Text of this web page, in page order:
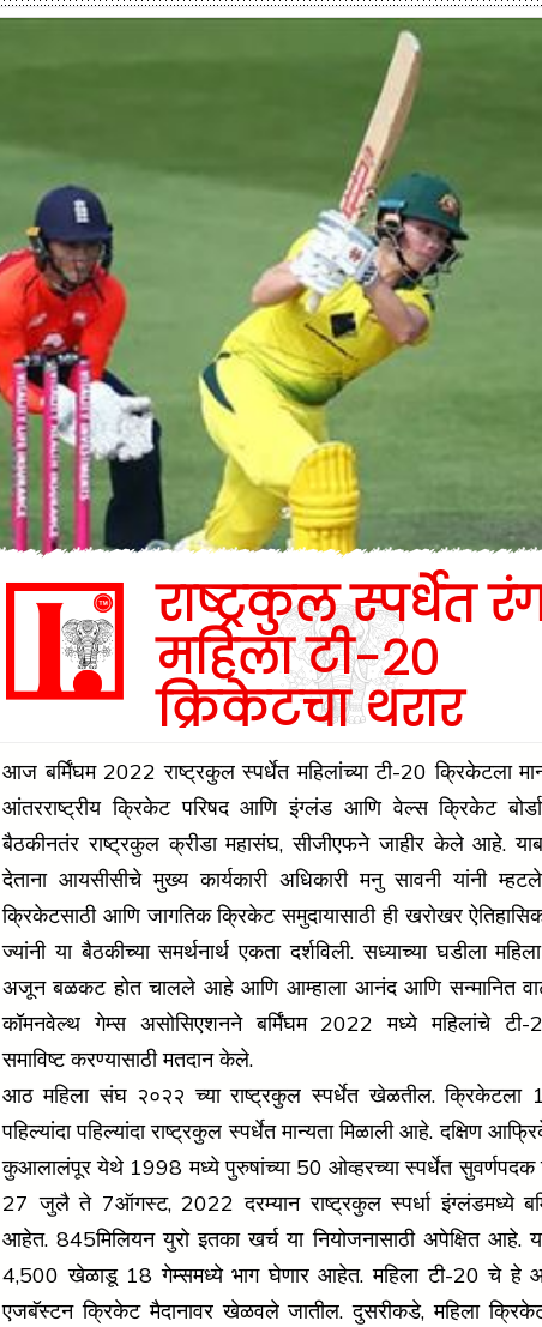
राष्ट्रकुल स्पर्धेत
महिला टी-20
क्रिकेटचा थरार
आज बर्मिंघम 2022 राष्ट्रकुल स्पर्धेत महिलांच्या टी-20 क्रिकेटला
आंतरराष्ट्रीय क्रिकेट परिषद आणि इंग्लंड आणि वेल्स क्रिकेट
बैठकीनतंर राष्ट्रकुल क्रीडा महासंघ, सीजीएफने जाहीर केले आहे.
देताना आयसीसीचे मुख्य कार्यकारी अधिकारी मनु सावनी यांनी
क्रिकेटसाठी आणि जागतिक क्रिकेट समुदायासाठी ही खरोखर
ज्यांनी या बैठकीच्या समर्थनार्थ एकता दर्शविली. सध्याच्या घडीला
अजून बळकट होत चालले आहे आणि आम्हाला आनंद आणि सन्मानित
कॉमनवेल्थ गेम्स असोसिएशनने बर्मिंघम 2022 मध्ये महिलांचे
समाविष्ट करण्यासाठी मतदान केले.
आठ महिला संघ २०२२ च्या राष्ट्रकुल स्पर्धेत खेळतील. क्रिकेटला
पहिल्यांदा पहिल्यांदा राष्ट्रकुल स्पर्धेत मान्यता मिळाली आहे. दक्षिण
कुआलालंपूर येथे 1998 मध्ये पुरुषांच्या 50 ओव्हरच्या स्पर्धेत सुवर्णपदक
27 जुलै ते 7ऑगस्ट, 2022 दरम्यान राष्ट्रकुल स्पर्धा इंग्लंडमध्ये
आहेत. 845मिलियन युरो इतका खर्च या नियोजनासाठी अपेक्षित आहे.
4,500 खेळाडू 18 गेम्समध्ये भाग घेणार आहेत. महिला टी-20 चे हे
एजबॅस्टन क्रिकेट मैदानावर खेळवले जातील. दुसरीकडे, महिला क्रिकेट